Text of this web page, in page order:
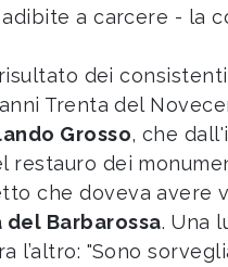
a carcere - la
dei
Trenta del
Grosso, che
restauro dei
che doveva avere
del Barbarossa. Una
l’altro: "Sono